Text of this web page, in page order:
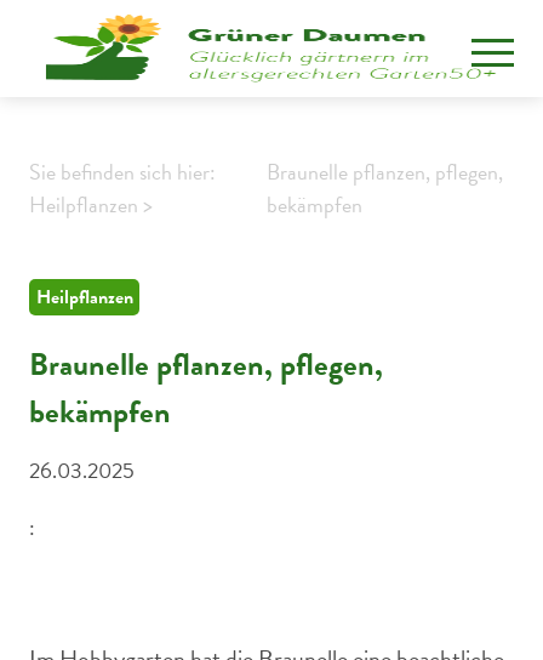
Sie befinden sich hier:
Heilpflanzen >
Braunelle pflanzen, pflegen,
bekämpfen
Heilpflanzen
Braunelle pflanzen, pflegen,
bekämpfen
26.03.2025
: